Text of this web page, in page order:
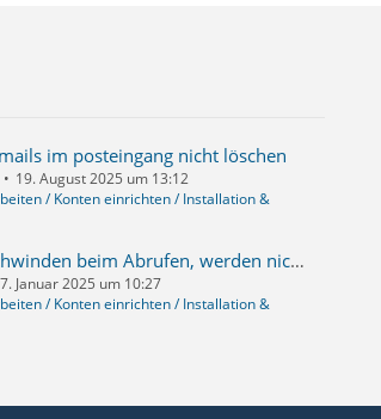
im posteingang nicht löschen
19. August 2025 um 13:12
/ Konten einrichten / Installation &
Emails verschwinden beim Abrufen, werden nicht im Posteingang angezeigt
Januar 2025 um 10:27
/ Konten einrichten / Installation &